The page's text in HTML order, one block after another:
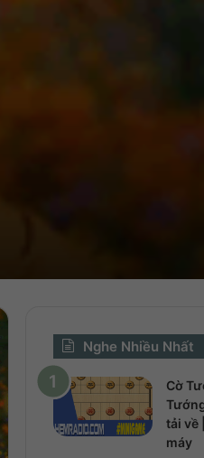
chơi
Nghe Nhiều Nhất
Cờ
tải về
máy